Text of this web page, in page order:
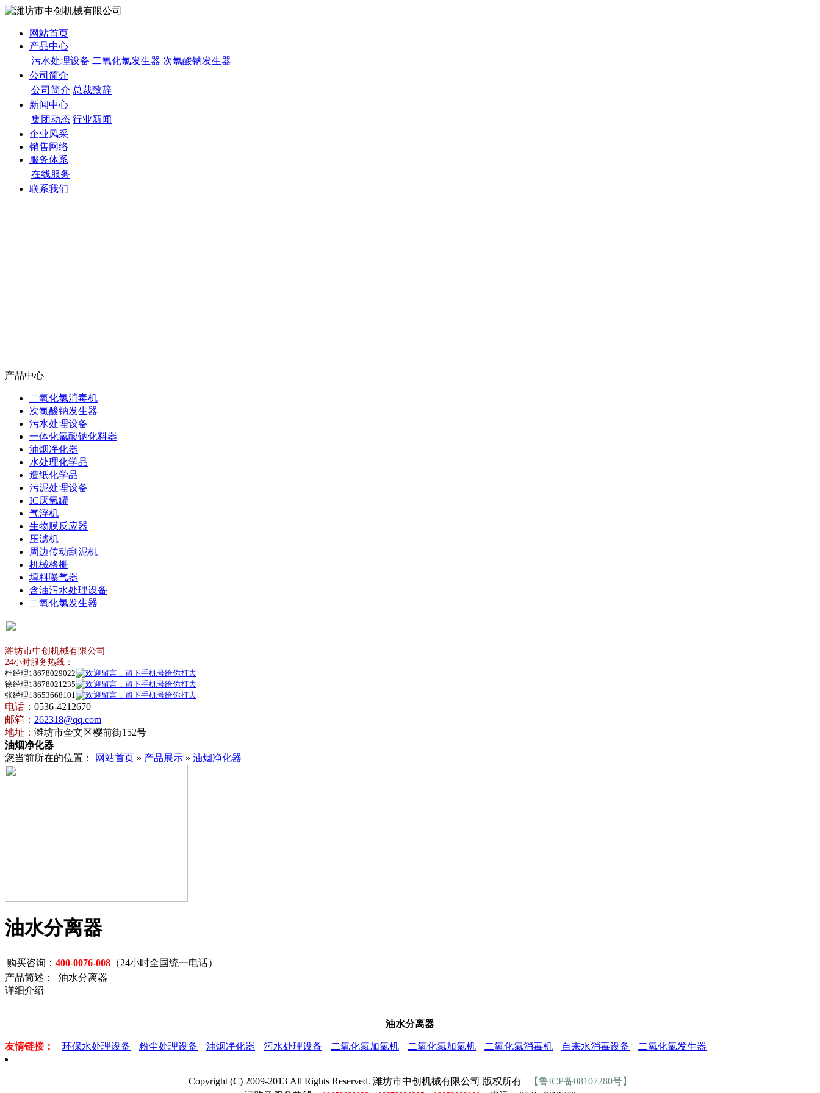
网站首页
产品中心
污水处理设备 二氧化氯发生器 次氯酸钠发生器
公司简介
公司简介 总裁致辞
新闻中心
集团动态 行业新闻
企业风采
销售网络
服务体系
在线服务
联系我们
产品中心
二氧化氯消毒机
次氯酸钠发生器
污水处理设备
一体化氯酸钠化料器
油烟净化器
水处理化学品
造纸化学品
污泥处理设备
IC厌氧罐
气浮机
生物膜反应器
压滤机
周边传动刮泥机
机械格栅
填料曝气器
含油污水处理设备
二氧化氯发生器
潍坊市中创机械有限公司
24小时服务热线：
杜经理18678029022
徐经理18678021235
张经理18653668101
电话： 0536-4212670
邮箱： 262318@qq.com
地址： 潍坊市奎文区樱前街152号
油烟净化器
您当前所在的位置：
网站首页 » 产品展示 » 油烟净化器
油水分离器
购买咨询： 400-0076-008 （24小时全国统一电话）
产品简述： 油水分离器
详细介绍
油水分离器
友情链接： 环保水处理设备 粉尘处理设备 油烟净化器 污水处理设备 二氧化氯加氯机 二氧化氯加氯机 二氧化氯消毒机 自来水消毒设备 二氧化氯发生器
Copyright (C) 2009-2013 All Rights Reserved. 潍坊市中创机械有限公司 版权所有
【鲁ICP备08107280号】